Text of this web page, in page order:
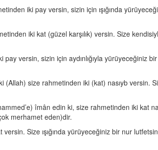
iki pay versin, sizin için ışığında
iki kat (güzel karşılık) versin. Size
versin, sizin için aydınlığıyla yürüyeceğiniz
size rahmetinden iki (kat) nasıyb versin.
îmân edin ki, size rahmetinden iki kat
merhamet eden)dir.
Size ışığında yürüyeceğiniz bir nur